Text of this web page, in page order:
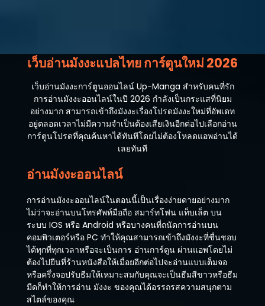
พฤศจิกายน 13, 2023
ตอนที่ 26
พฤศจิกายน 13, 2023
ตอนที่ 25
พฤศจิกายน 13, 2023
พฤศจิกายน 13, 2023
พฤศจิกายน 13, 2023
ตอนที่ 22
พฤศจิกายน 13, 2023
ตอนที่ 21
พฤศจิกายน 13, 2023
ตอนที่ 20
เว็บอ่านมังงะแปลไทย การ์ตูนใหม่ 2026
เว็บอ่านมังงะการ์ตูนออนไลน์ Up-Manga สำหรับคนที่รัก
การอ่านมังงะออนไลน์ในปี 2026 กำลังเป็นกระแสที่นิยม
อย่างมาก สามารถเข้าถึงมังงะเรื่องโปรดมังงะใหม่ที่อัพเดท
อยู่ตลอดเวลาไม่มีความจำเป็นต้องเสียเงินอีกต่อไปเลือกอ่าน
การ์ตูนโปรดที่คุณค้นหาได้ทันทีโดยไม่ต้องโหลดแอพอ่านได้
เลยทันที
อ่านมังงะออนไลน์
การอ่านมังงะออนไลน์ในตอนนี้เป็นเรื่องง่ายดายอย่างมาก
ไม่ว่าจะอ่านบนโทรศัพท์มือถือ สมาร์ทโฟน แท็บเล็ต บน
ระบบ IOS หรือ Android หรือบางคนที่ถนัดการอ่านบน
คอมพิวเตอร์หรือ PC ทำให้คุณสามารถเข้าถึงมังงะที่ชื่นชอบ
ได้ทุกที่ทุกเวลาหรือจะเป็นการ อ่านการ์ตูน ผ่านแอพโดยไม่
ต้องไปยืนที่ร้านหนังสือให้เมื่อยอีกต่อไปจะอ่านแบบเต็มจอ
หรือครึ่งจอปรับธีมให้เหมาะสมกับคุณจะเป็นธีมสีขาวหรือธีม
มืดก็ทำให้การอ่าน มังงะ ของคุณได้อรรถรสความสนุกตาม
สไตล์ของคุณ